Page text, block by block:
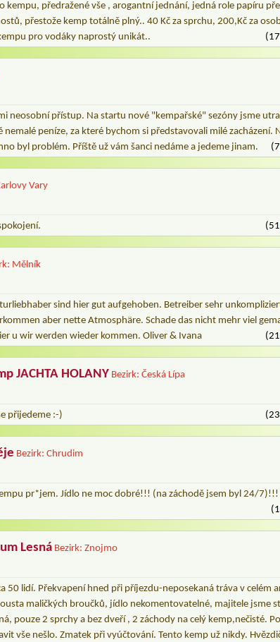
kempu, předražené vše , arogantní jednání, jedná role papíru
přestože kemp totálně plný.. 40 Kč za sprchu, 200,Kč za
pro vodáky naprostý unikát..
neosobní přístup. Na startu nové "kempařské" sezóny jsme
peníze, za které bychom si představovali milé zacházení.
byl problém. Příště už vám šanci nedáme a jedeme jinam.
Vary
Mělník
sind hier gut aufgehoben. Betreiber sehr
aber nette Atmosphäre. Schade das nicht mehr viel
u wir werden wieder kommen. Oliver & Ivana
JACHTA HOLANY Bezirk: Česká Lípa
přijedeme :-)
Bezirk: Chrudim
pr*jem. Jídlo ne moc dobré!!! (na záchodě jsem byl 24/7)!!!
Lesná Bezirk: Znojmo
50 lidí. Překvapení hned při příjezdu-neposekaná tráva v celém
maličkých broučků, jídlo nekomentovatelné, majitele jsme
pouze 2 sprchy a bez dveří , 2 záchody na celý kemp,nečisté.
vše nešlo. Zmatek při vyúčtování. Tento kemp už nikdy.